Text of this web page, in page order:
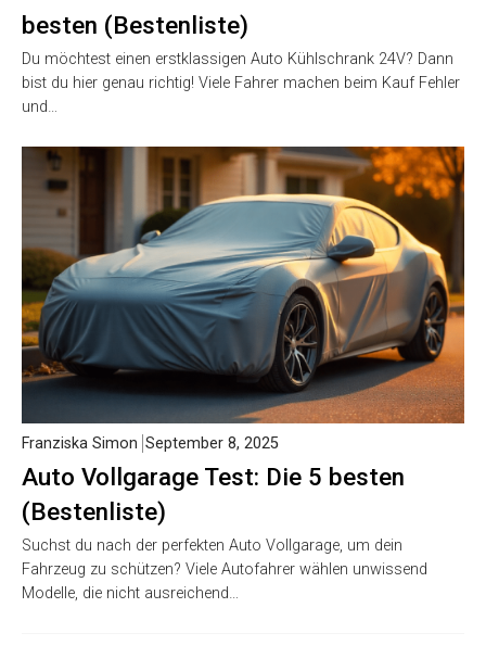
besten (Bestenliste)
Du möchtest einen erstklassigen Auto Kühlschrank 24V? Dann
bist du hier genau richtig! Viele Fahrer machen beim Kauf Fehler
und…
Auto Vollgarage Test: Die 5 besten
(Bestenliste)
Franziska Simon September 8, 2025
Suchst du nach der perfekten Auto Vollgarage, um dein
Fahrzeug zu schützen? Viele Autofahrer wählen unwissend
Modelle, die nicht ausreichend…